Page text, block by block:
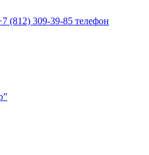
(812) 309-39-85 телефон